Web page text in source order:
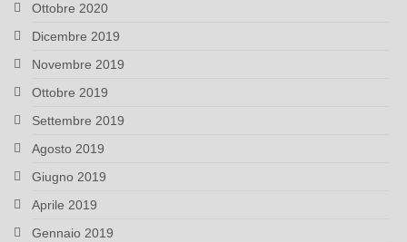
Ottobre 2020
Dicembre 2019
Novembre 2019
Ottobre 2019
Settembre 2019
Agosto 2019
Giugno 2019
Aprile 2019
Gennaio 2019